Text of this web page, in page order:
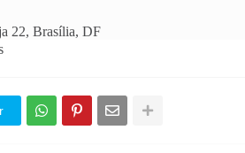
22, Brasília, DF